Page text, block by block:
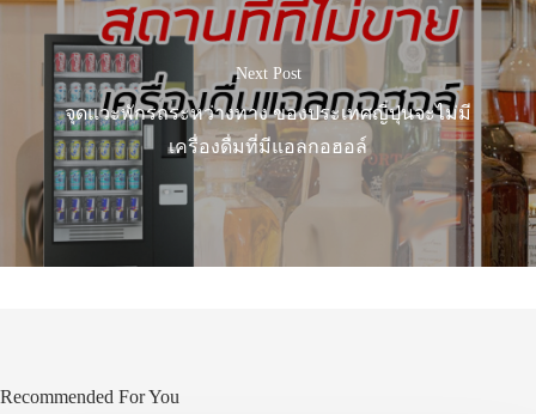
Next Post
จุดแวะพักรถระหว่างทาง ของประเทศญี่ปุ่นจะไม่มี
เครื่องดื่มที่มีแอลกอฮอล์
Recommended For You